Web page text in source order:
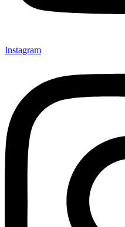
Instagram